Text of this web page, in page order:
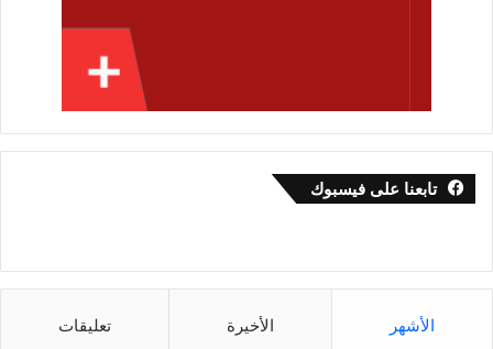
تابعنا على فيسبوك
الأشهر الأخيرة تعليقات